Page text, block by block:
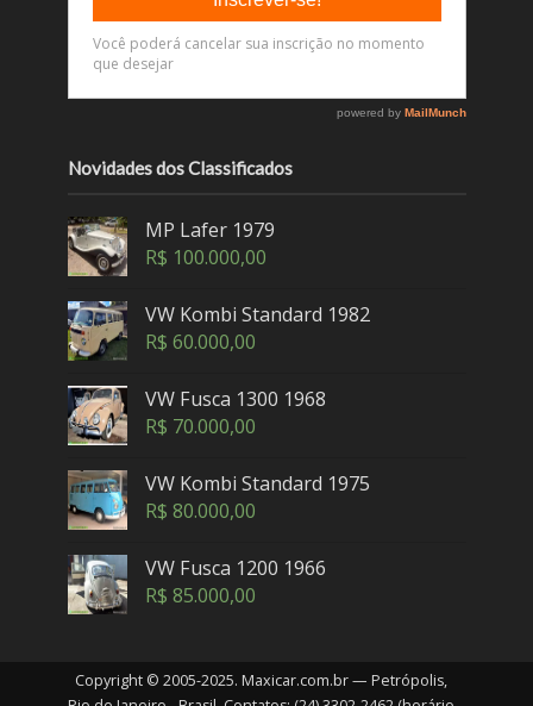
Novidades dos Classificados
MP Lafer 1979
R$ 100.000,00
VW Kombi Standard 1982
R$ 60.000,00
VW Fusca 1300 1968
R$ 70.000,00
VW Kombi Standard 1975
R$ 80.000,00
VW Fusca 1200 1966
R$ 85.000,00
Copyright © 2005-2025. Maxicar.com.br — Petrópolis,